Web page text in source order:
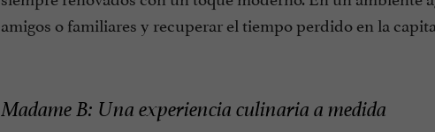
amigos o familiares y recuperar el tiempo perdido en la
Madame B: Una experiencia culinaria a medida